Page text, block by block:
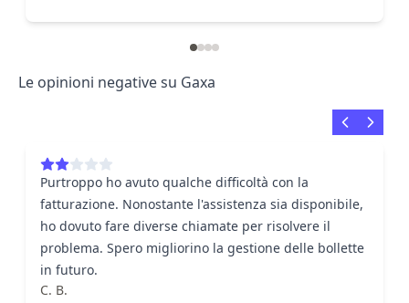
Le opinioni negative su Gaxa
Purtroppo ho avuto qualche difficoltà con la
fatturazione. Nonostante l'assistenza sia disponibile,
ho dovuto fare diverse chiamate per risolvere il
problema. Spero migliorino la gestione delle bollette
in futuro.
C. B.